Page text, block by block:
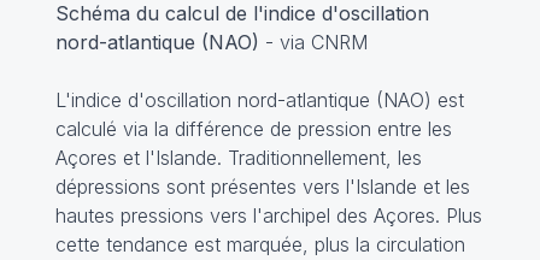
Schéma du calcul de l'indice d'oscillation
nord-atlantique (NAO) - via CNRM
L'indice d'oscillation nord-atlantique (NAO) est
calculé via la différence de pression entre les
Açores et l'Islande. Traditionnellement, les
dépressions sont présentes vers l'Islande et les
hautes pressions vers l'archipel des Açores. Plus
cette tendance est marquée, plus la circulation